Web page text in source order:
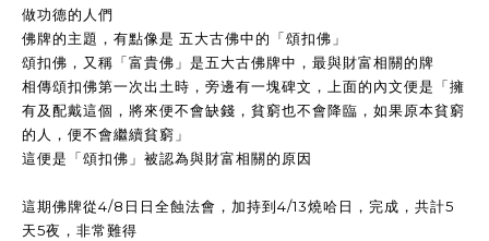
做功德的人們
佛牌的主題，有點像是 五大古佛中的「頌扣佛」
頌扣佛，又稱「富貴佛」是五大古佛牌中，最與財富相關的牌
相傳頌扣佛第一次出土時，旁邊有一塊碑文，上面的內文便是「擁
有及配戴這個，將來便不會缺錢，貧窮也不會降臨，如果原本貧窮
的人，便不會繼續貧窮」
這便是「頌扣佛」被認為與財富相關的原因
這期佛牌從4/8日日全蝕法會，加持到4/13燒哈日，完成，共計5
天5夜，非常難得